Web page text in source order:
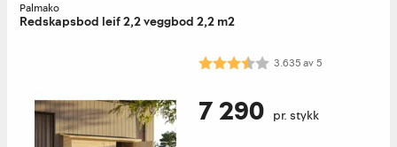
Palmako
Redskapsbod leif 2,2 veggbod 2,2 m2
Karakter: 3.6 av 5 mulige
3.635av5
7 290 pr. stykk